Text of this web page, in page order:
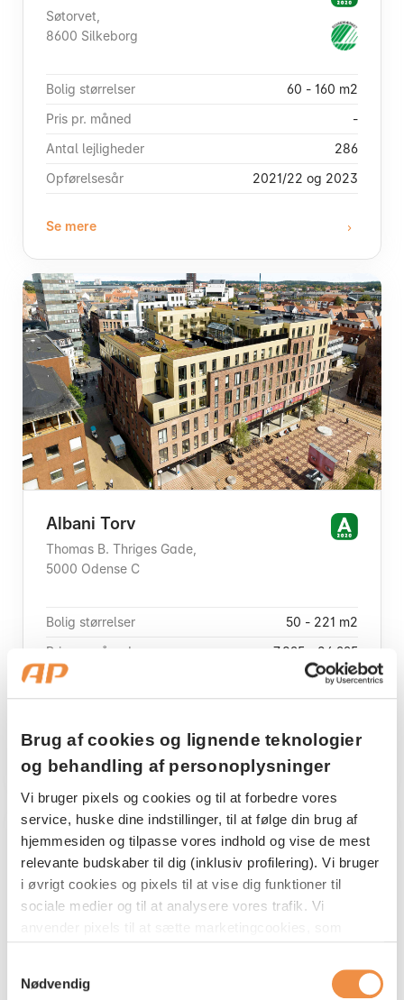
Brug af cookies og lignende teknologier
og behandling af personoplysninger
Vi bruger pixels og cookies og til at forbedre vores
service, huske dine indstillinger, til at følge din brug af
hjemmesiden og tilpasse vores indhold og vise de mest
relevante budskaber til dig (inklusiv profilering). Vi bruger
i øvrigt cookies og pixels til at vise dig funktioner til
sociale medier og til at analysere vores trafik. Vi
anvender pixels til at sætte marketingcookies, som
hjemmeside. Disse oplysninger kan blive delt med
tredjepartsudbydere indenfor sociale medier samt
Nødvendig
Søtorvet,
8600 Silkeborg
Bolig størrelser
60 - 160 m2
Pris pr. måned
-
Antal lejligheder
286
Opførelsesår
2021/22 og 2023
Se mere
Albani Torv
Thomas B. Thriges Gade,
5000 Odense C
Bolig størrelser
50 - 221 m2
Pris pr. måned
7.895 - 24.995
Antal lejligheder
217
Se mere